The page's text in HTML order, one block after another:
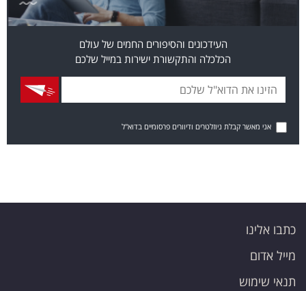
העידכונים והסיפורים החמים של עולם
הכלכלה והתקשורת ישירות במייל שלכם
אני מאשר קבלת ניוזלטרים ודיוורים פרסומיים בדוא"ל
כתבו אלינו
מייל אדום
תנאי שימוש